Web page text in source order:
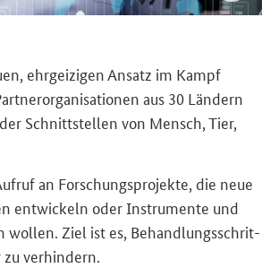
ehr­gei­zi­gen An­satz im Kampf
aus 30 Län­dern
Schnitt­stel­len von Mensch, Tier,
an For­schungs­pro­jek­te, die neue
ent­wi­ckeln oder In­stru­men­te und
wol­len. Ziel ist es, Be­hand­lungs­schrit­
ver­hin­dern.